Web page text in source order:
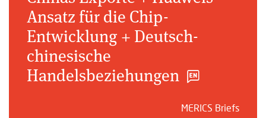
Ansatz für die Chip-
Entwicklung + Deutsch-
chinesische
Handelsbeziehungen
MERICS Briefs